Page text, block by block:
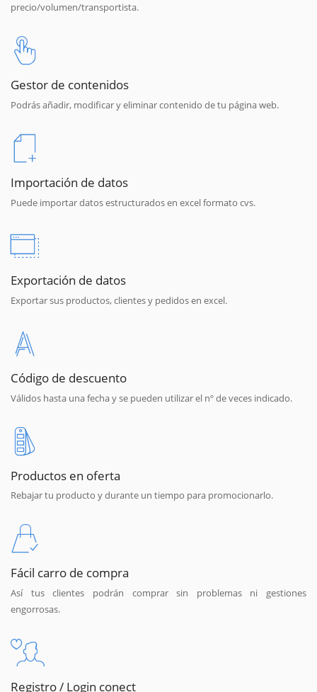
precio/volumen/transportista.
Gestor de contenidos
Podrás añadir, modificar y eliminar contenido de tu página web.
Importación de datos
Puede importar datos estructurados en excel formato cvs.
Exportación de datos
Exportar sus productos, clientes y pedidos en excel.
Código de descuento
Válidos hasta una fecha y se pueden utilizar el nº de veces indicado.
Productos en oferta
Rebajar tu producto y durante un tiempo para promocionarlo.
Fácil carro de compra
Así tus clientes podrán comprar sin problemas ni gestiones
engorrosas.
Registro / Login conect